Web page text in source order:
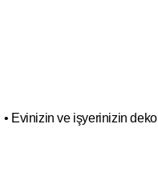
• Evinizin ve işyerinizin